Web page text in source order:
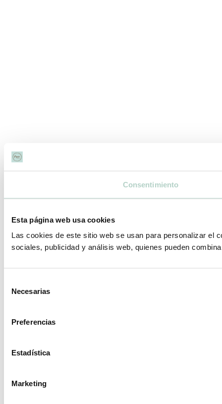
Consentimiento
Esta página web usa cookies
Las cookies de este sitio web se usan para personalizar el
sociales, publicidad y análisis web, quienes pueden
Necesarias
Preferencias
Estadística
Marketing